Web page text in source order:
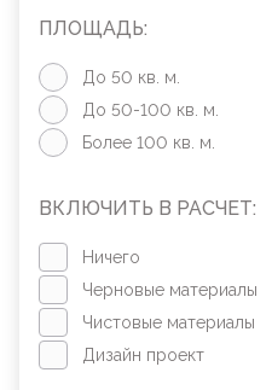
ПЛОЩАДЬ:
До 50 кв. м.
До 50-100 кв. м.
Более 100 кв. м.
ВКЛЮЧИТЬ В РАСЧЕТ:
Ничего
Черновые материалы
Чистовые материалы
Дизайн проект